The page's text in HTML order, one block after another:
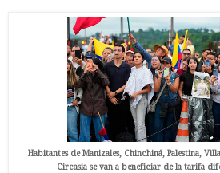
Habitantes de Manizales, Chinchiná, Palestina,
Circasia se van a beneficiar de la tarifa